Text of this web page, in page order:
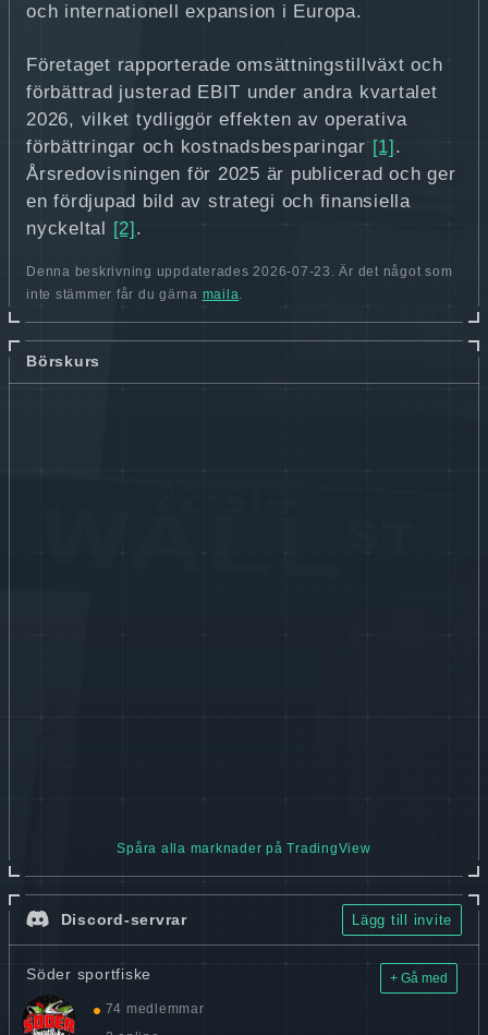
och internationell expansion i Europa.
Företaget rapporterade omsättningstillväxt och
förbättrad justerad EBIT under andra kvartalet
2026, vilket tydliggör effekten av operativa
förbättringar och kostnadsbesparingar [1] .
Årsredovisningen för 2025 är publicerad och ger
en fördjupad bild av strategi och finansiella
nyckeltal
[2] .
Denna beskrivning uppdaterades 2026-07-23. Är det något som
inte stämmer får du gärna maila.
Börskurs
Spåra alla marknader på TradingView
Discord-servrar Lägg till invite
Söder sportfiske
74 medlemmar
+ Gå med